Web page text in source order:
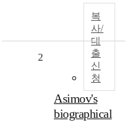
복
사/
대
출
신
청
2
Asimov's
biographical